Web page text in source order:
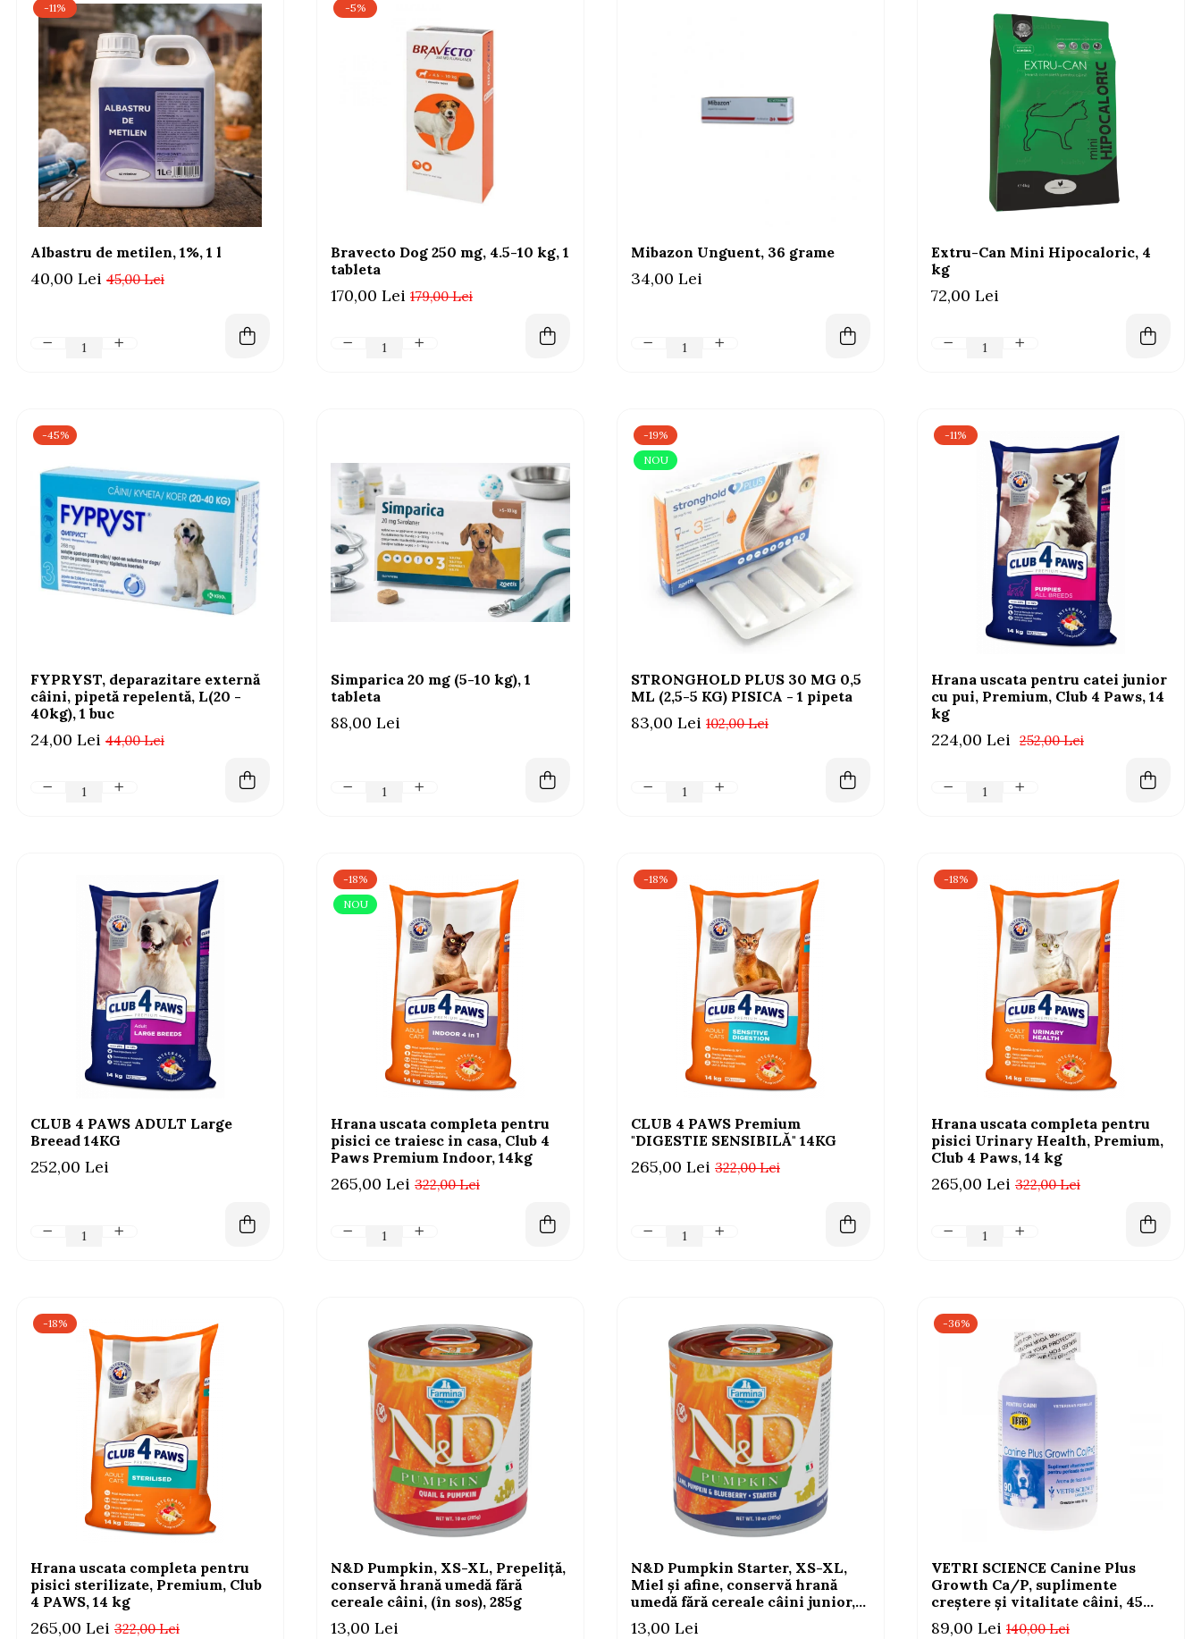
AFECTIUNI OCULARE
AFECTIUNI URINARE
IMUNITATE
LAPTE PRAF
AFECTIUNI OCULARE
AFECTIUNI URINARE
IMUNITATE
LAPTE PRAF
-11%
Albastru de metilen, 1%, 1 l
45,00 Lei
40,00 Lei
-5%
Bravecto Dog 250 mg, 4.5-10 kg, 1
tableta
179,00 Lei
170,00 Lei
Mibazon Unguent, 36 grame
34,00 Lei
Extru-Can Mini Hipocaloric, 4
kg
72,00 Lei
-45%
FYPRYST, deparazitare externă
câini, pipetă repelentă, L(20 -
40kg), 1 buc
44,00 Lei
24,00 Lei
Simparica 20 mg (5-10 kg), 1
tableta
88,00 Lei
-19%
NOU
STRONGHOLD PLUS 30 MG 0,5
ML (2,5-5 KG) PISICA - 1 pipeta
102,00 Lei
83,00 Lei
-11%
Hrana uscata pentru catei junior
cu pui, Premium, Club 4 Paws, 14
kg
252,00 Lei
224,00 Lei
CLUB 4 PAWS ADULT Large
Breead 14KG
252,00 Lei
-18%
NOU
Hrana uscata completa pentru
pisici ce traiesc in casa, Club 4
Paws Premium Indoor, 14kg
322,00 Lei
265,00 Lei
-18%
CLUB 4 PAWS Premium
"DIGESTIE SENSIBILĂ" 14KG
322,00 Lei
265,00 Lei
-18%
Hrana uscata completa pentru
pisici Urinary Health, Premium,
Club 4 Paws, 14 kg
322,00 Lei
265,00 Lei
-18%
Hrana uscata completa pentru
pisici sterilizate, Premium, Club
4 PAWS, 14 kg
322,00 Lei
265,00 Lei
N&D Pumpkin, XS-XL, Prepeliță,
conservă hrană umedă fără
cereale câini, (în sos), 285g
13,00 Lei
N&D Pumpkin Starter, XS-XL,
Miel și afine, conservă hrană
umedă fără cereale câini junior,
(în sos), 285g
13,00 Lei
-36%
VETRI SCIENCE Canine Plus
Growth Ca/P, suplimente
creștere și vitalitate câini, 45
Tablete masticabile
140,00 Lei
89,00 Lei